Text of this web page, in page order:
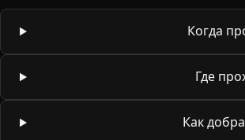
Когда
Где
Как